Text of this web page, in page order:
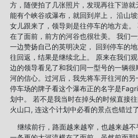
方，随便拍了几张照片，发现再往下游
能有个峡谷或瀑布，就回到岸上， 沿山
女儿跟来了，领导则是往停车的地方走
在了面前，前方的河谷也很壮美。 我们
一边赞扬自己的英明决定， 回到停车的
往回返，结果是继续北上。 原来在我们
边的领导看见了和我们同一型号的一辆
河的信心。过河后，我先将车开往河的另
停车场的牌子看这个瀑布正的名字是
划中。 若不是我当时在掉头的时候直接
火山口, 连这个计划中必看的景点也错过了
继续前行，路面越来越窄，也越来越